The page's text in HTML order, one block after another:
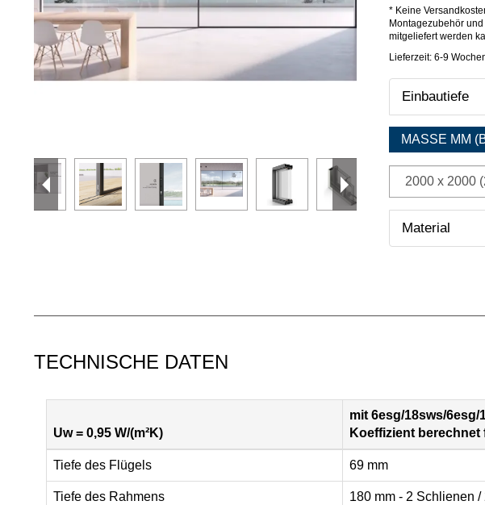
* Keine
Montagezubehör
mitgeliefert werden
Lieferzeit: 6-9
Einbautiefe
MASSE MM
{$param_info}
Material
TECHNISCHE DATEN
Uw = 0,95 W/(m²K)
mit 6esg/18sws/6esg/
Koeffizient berechnet
Tiefe des Flügels 69 mm
Tiefe des Rahmens 180 mm - 2 Schlienen